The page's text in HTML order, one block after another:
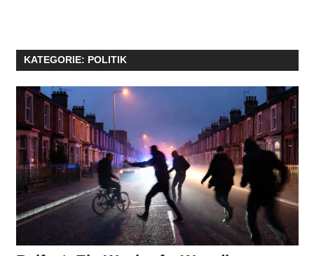
KATEGORIE: POLITIK